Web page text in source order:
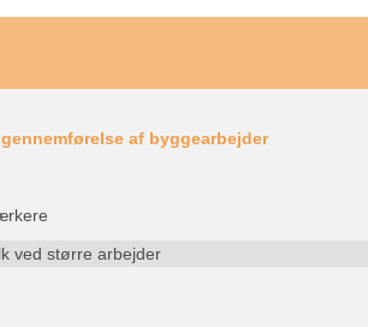
af byggearbejder
ved større arbejder